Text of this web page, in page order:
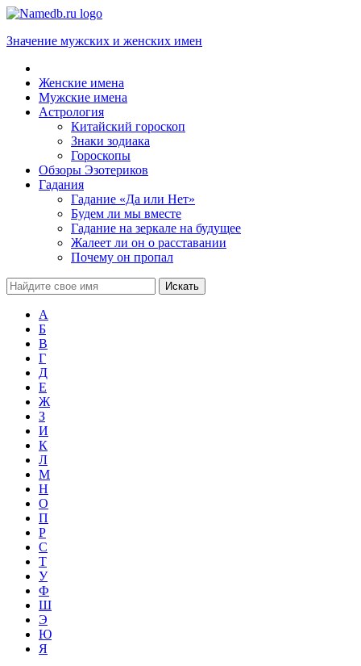
Значение мужских и женских имен
Женские имена
Мужские имена
Астрология
Китайский гороскоп
Знаки зодиака
Гороскопы
Обзоры Эзотериков
Гадания
Гадание «Да или Нет»
Будем ли мы вместе
Гадание на зеркале на будущее
Жалеет ли он о расставании
Почему он пропал
А
Б
В
Г
Д
Е
Ж
З
И
К
Л
М
Н
О
П
Р
С
Т
У
Ф
Ш
Э
Ю
Я